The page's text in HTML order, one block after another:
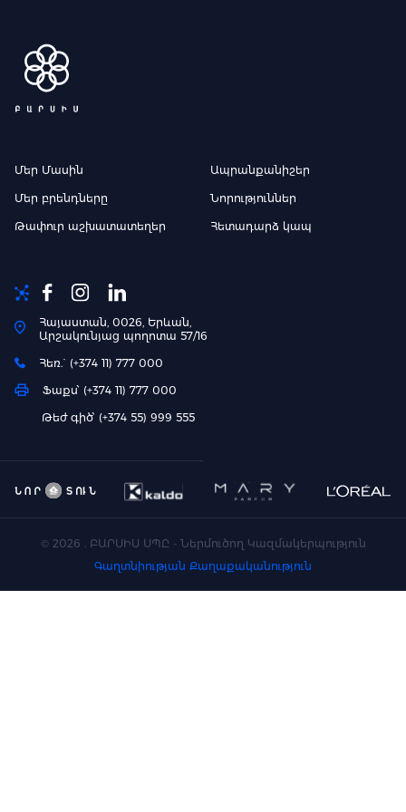
Մեր Մասին Ապրանքանիշեր
Մեր բրենդները Նորություններ
Թափուր աշխատատեղեր Հետադարձ կապ
Հայաստան, 0026, Երևան,
Արշակունյաց պողոտա 57/16
Հեռ.` (+374 11) 777 000
Ֆաքս՝ (+374 11) 777 000
Թեժ գիծ՝ (+374 55) 999 555
© 2026 . ԲԱՐՍԻՍ ՍՊԸ - Ներմուծող Կազմակերպություն
Գաղտնիության Քաղաքականություն